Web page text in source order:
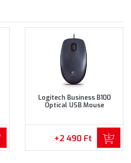
Logitech Business B100
Optical USB Mouse
+2 490 Ft